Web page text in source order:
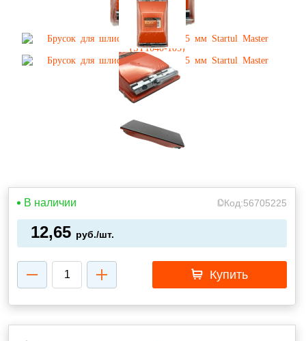
В наличии Код:56705225
12,65 руб./шт.
Купить